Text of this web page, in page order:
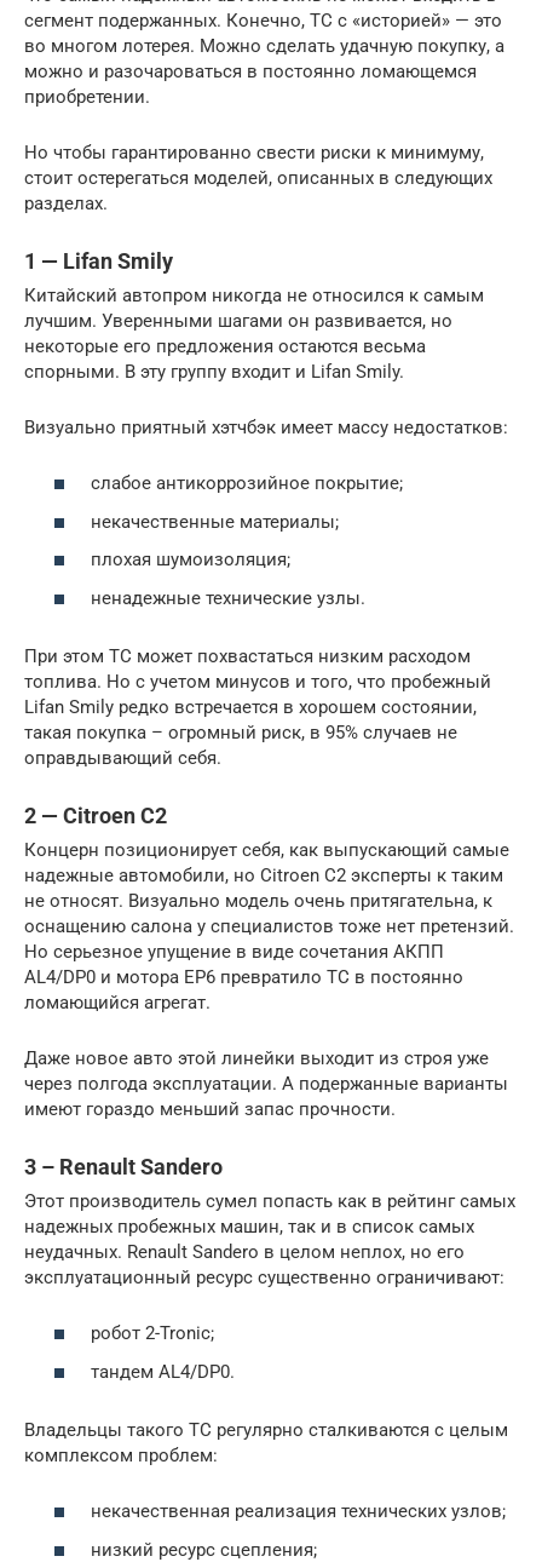
сегмент подержанных. Конечно, ТС с «историей» — это
во многом лотерея. Можно сделать удачную покупку, а
можно и разочароваться в постоянно ломающемся
приобретении.
Но чтобы гарантированно свести риски к минимуму,
стоит остерегаться моделей, описанных в следующих
разделах.
1 — Lifan Smily
Китайский автопром никогда не относился к самым
лучшим. Уверенными шагами он развивается, но
некоторые его предложения остаются весьма
спорными. В эту группу входит и Lifan Smily.
Визуально приятный хэтчбэк имеет массу недостатков:
слабое антикоррозийное покрытие;
некачественные материалы;
плохая шумоизоляция;
ненадежные технические узлы.
При этом ТС может похвастаться низким расходом
топлива. Но с учетом минусов и того, что пробежный
Lifan Smily редко встречается в хорошем состоянии,
такая покупка – огромный риск, в 95% случаев не
оправдывающий себя.
2 — Citroen C2
Концерн позиционирует себя, как выпускающий самые
надежные автомобили, но Citroen C2 эксперты к таким
не относят. Визуально модель очень притягательна, к
оснащению салона у специалистов тоже нет претензий.
Но серьезное упущение в виде сочетания АКПП
AL4/DP0 и мотора EP6 превратило ТС в постоянно
ломающийся агрегат.
Даже новое авто этой линейки выходит из строя уже
через полгода эксплуатации. А подержанные варианты
имеют гораздо меньший запас прочности.
3 – Renault Sandero
Этот производитель сумел попасть как в рейтинг самых
надежных пробежных машин, так и в список самых
неудачных. Renault Sandero в целом неплох, но его
эксплуатационный ресурс существенно ограничивают:
робот 2-Tronic;
тандем AL4/DP0.
Владельцы такого ТС регулярно сталкиваются с целым
комплексом проблем:
некачественная реализация технических узлов;
низкий ресурс сцепления;